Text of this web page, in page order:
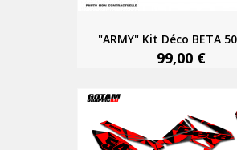
"ARMY" Kit Déco BETA
99,00 €